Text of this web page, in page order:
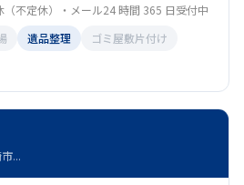
不定休）・メール24 時間 365 日受付中
遺品整理
ゴミ屋敷片付け
...